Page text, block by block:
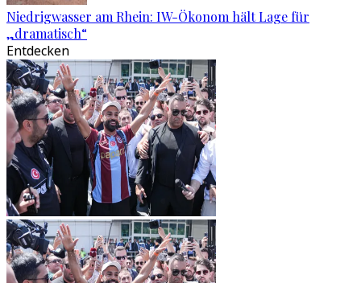
Niedrigwasser am Rhein: IW-Ökonom hält Lage für
„dramatisch“
Entdecken